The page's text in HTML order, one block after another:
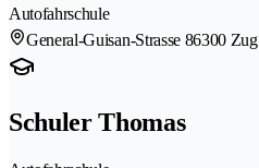
Autofahrschule
General-Guisan-Strasse 86300 Zug
Schuler Thomas